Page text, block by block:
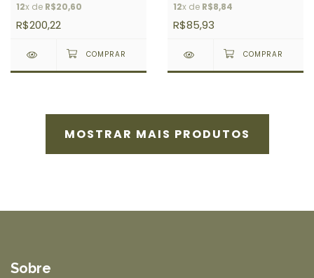
12x de R$20,60
R$200,22
12x de R$8,84
R$85,93
MOSTRAR MAIS PRODUTOS
Sobre